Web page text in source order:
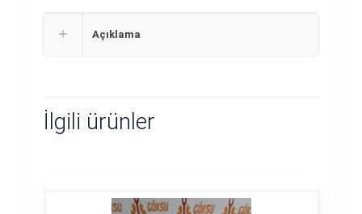
Açıklama
İlgili ürünler